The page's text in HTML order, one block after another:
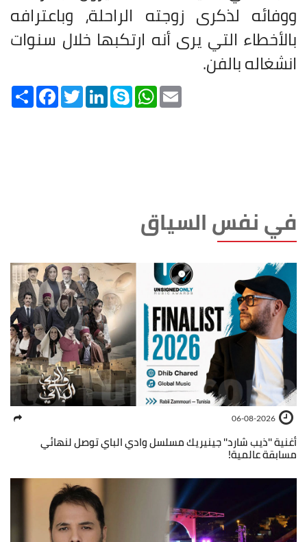
ووفائه لذكرى زوجته الراحلة، وباعترافه
بالأخطاء التي يرى أنه ارتكبها خلال سنوات
انشغاله بالفن.
Share FacebookTwitterLinkedInSkype WhatsApp
في نفس السياق
06-08-2026
أغنية ''ذيب شارد'' جينيريك مسلسل وادي الباي توصل لنهائي
مسابقة عالمية!